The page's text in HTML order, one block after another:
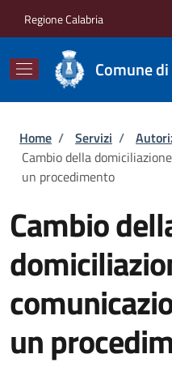
Regione Calabria
Comune
Briciole di
Home / Servizi /
Cambio della
un procedimento
Cambio
un